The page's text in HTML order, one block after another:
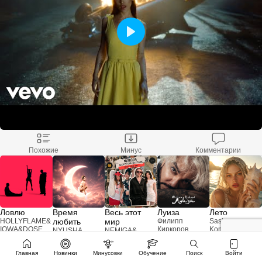
Главная Новинки Минусовки Обучение Поиск Войти
Похожие Минус Комментарии
Ловлю
HOLLYFLAME&
IOWA&DOSE
Время
любить
NYUSHA
Весь этот
мир
NEMIGA&
Дорогой
Дневник
Луиза
Филипп
Киркоров
Лето
Sasha
Komovich